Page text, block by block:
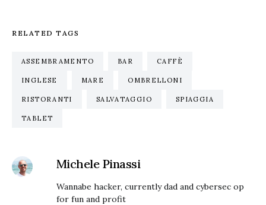
RELATED TAGS
ASSEMBRAMENTO BAR CAFFÈ
INGLESE MARE OMBRELLONI
RISTORANTI SALVATAGGIO SPIAGGIA
TABLET
Michele Pinassi
Wannabe hacker, currently dad and cybersec op
for fun and profit